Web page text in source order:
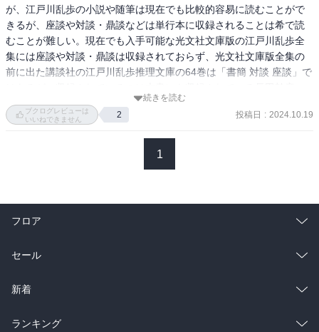
が、江戸川乱歩の小説や随筆は現在でも比較的容易に読むことがで
きるが、座談や対談・鼎談などは単行本に収録されることは希で読
むことが難しい。現在でも入手可能な光文社文庫版の江戸川乱歩全
集には座談や対談・鼎談は収録されておらず、光文社文庫版全集の
前に出た講談社の江戸川乱歩推理文庫の64巻は「書簡 対談 座談」で
徳川夢声との対談、佐藤春夫・城昌幸との鼎談の3編のみのうえ1989
年刊なので新刊での入手は難しいだろう。それ以前となると言わず
収録されている中では、「『新青年』歴代編集長座談会」が面白
正史、延原謙、水谷準といった歴代編集長経験者に、長年、表紙を
が皆、キャッキャウフフと当時を楽しげに回想しているのが良い。
イメージと違う感じの･･･
続きを読む
ブクログレビューは
いいねできません
2 投稿日 : 2024.10.19
1
フロア
総合
ラノベ
雑誌・グラビア
セール
総合
ラノベ
新着
総合
ランキング